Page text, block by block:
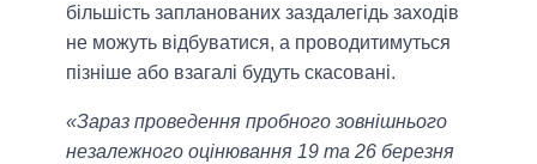
більшість запланованих заздалегідь заходів
не можуть відбуватися, а проводитимуться
пізніше або взагалі будуть скасовані.
«Зараз проведення пробного зовнішнього
незалежного оцінювання 19 та 26 березня